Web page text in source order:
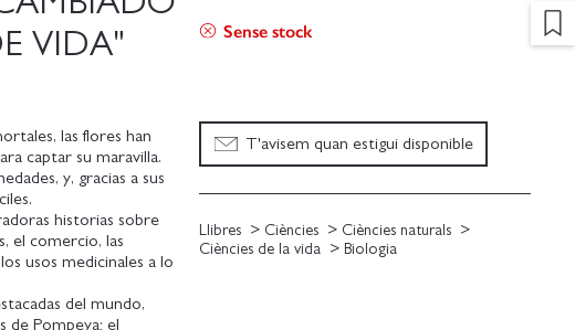
VIDA"
las flores han
captar su maravilla.
y, gracias a sus
historias sobre
el comercio, las
usos medicinales a lo
del mundo,
de Pompeya; el
Sense stock
T'avisem quan estigui disponible
Llibres Ciències
Ciències naturals
Ciències de la vida
Biologia